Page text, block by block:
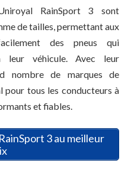
RainSport 3 sont
de tailles, permettant aux
des pneus qui
leur véhicule. Avec leur
nombre de marques de
pour tous les conducteurs à
et fiables.
3 au meilleur